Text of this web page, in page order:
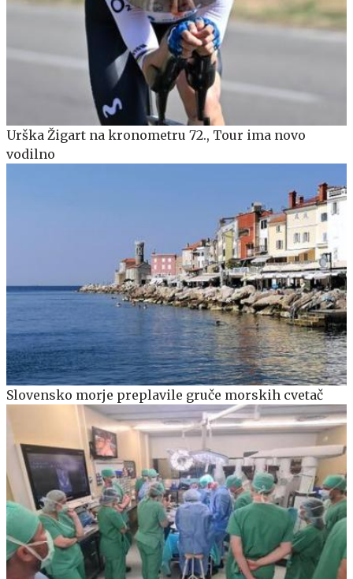
Urška Žigart na kronometru 72., Tour ima novo
vodilno
Slovensko morje preplavile gruče morskih cvetač